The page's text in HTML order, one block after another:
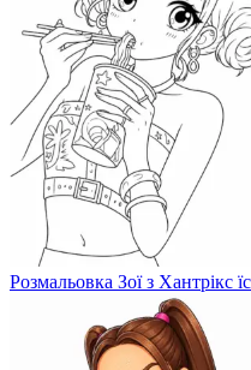
Розмальовка Зої з Хантрікс